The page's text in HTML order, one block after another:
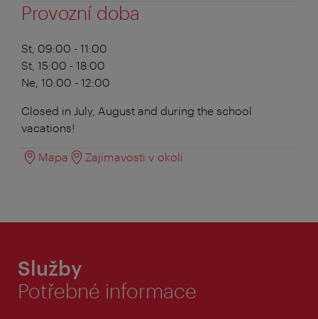
Provozní doba
St, 09:00 - 11:00
St, 15:00 - 18:00
Ne, 10:00 - 12:00
Closed in July, August and during the school
vacations!
Mapa Zajímavosti v okolí
Služby
Potřebné informace